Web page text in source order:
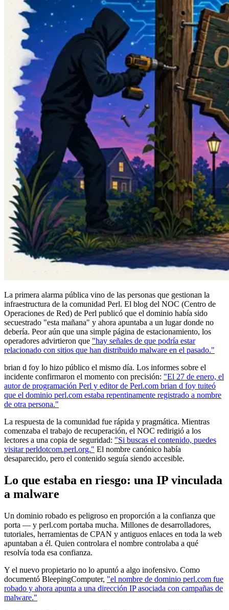
La primera alarma pública vino de las personas que gestionan la
infraestructura de la comunidad Perl. El blog del NOC (Centro de
Operaciones de Red) de Perl publicó que el dominio había sido
secuestrado "esta mañana" y ahora apuntaba a un lugar donde no
debería. Peor aún que una simple página de estacionamiento, los
operadores advirtieron que "hay señales de que podría estar
relacionado con sitios que han distribuido malware en el pasado."
brian d foy lo hizo público el mismo día. Los informes sobre el
incidente confirmaron el momento con precisión: "El 27 de enero, el
autor de programación Perl y editor de Perl.com brian d foy tuiteó
que el dominio perl.com estaba repentinamente registrado a nombre
de otra persona."
La respuesta de la comunidad fue rápida y pragmática. Mientras
comenzaba el trabajo de recuperación, el NOC redirigió a los
lectores a una copia de seguridad: "Si buscas el contenido, puedes
visitar perldotcom.perl.org." El nombre canónico había
desaparecido, pero el contenido seguía siendo accesible.
Lo que estaba en riesgo: una IP vinculada
a malware
Un dominio robado es peligroso en proporción a la confianza que
porta — y perl.com portaba mucha. Millones de desarrolladores,
tutoriales, herramientas de CPAN y antiguos enlaces en toda la web
apuntaban a él. Quien controlara el nombre controlaba a qué
resolvía toda esa confianza.
Y el nuevo propietario no lo apuntó a algo inofensivo. Como
documentó BleepingComputer, "el nombre de dominio perl.com fue
robado y ahora apunta a una dirección IP asociada con campañas de
malware."